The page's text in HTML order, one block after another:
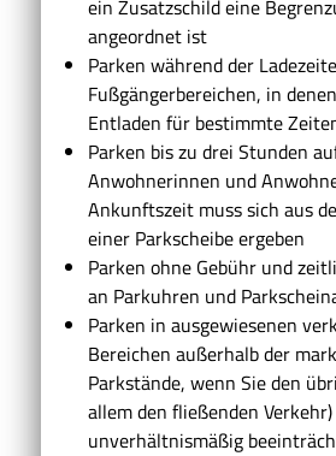
ein Zusatzschild eine Be
angeordnet ist
Parken während der
Fußgängerbereichen, in
Entladen für bestimmte
Parken bis zu drei Stunden
Anwohnerinnen und
Ankunftszeit muss sich aus
einer Parkscheibe ergeben
Parken ohne Gebühr und
an Parkuhren und
Parken in ausgewiesenen
Bereichen außerhalb der
Parkstände, wenn Sie den üb
allem den fließenden
unverhältnismäßig